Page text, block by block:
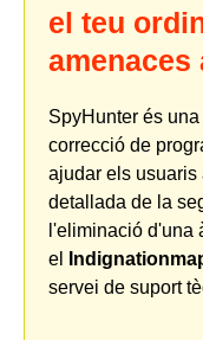
el teu
amenaces
SpyHunter és
correcció de
ajudar els usuaris
detallada de la
l'eliminació d'una
el
servei de suport